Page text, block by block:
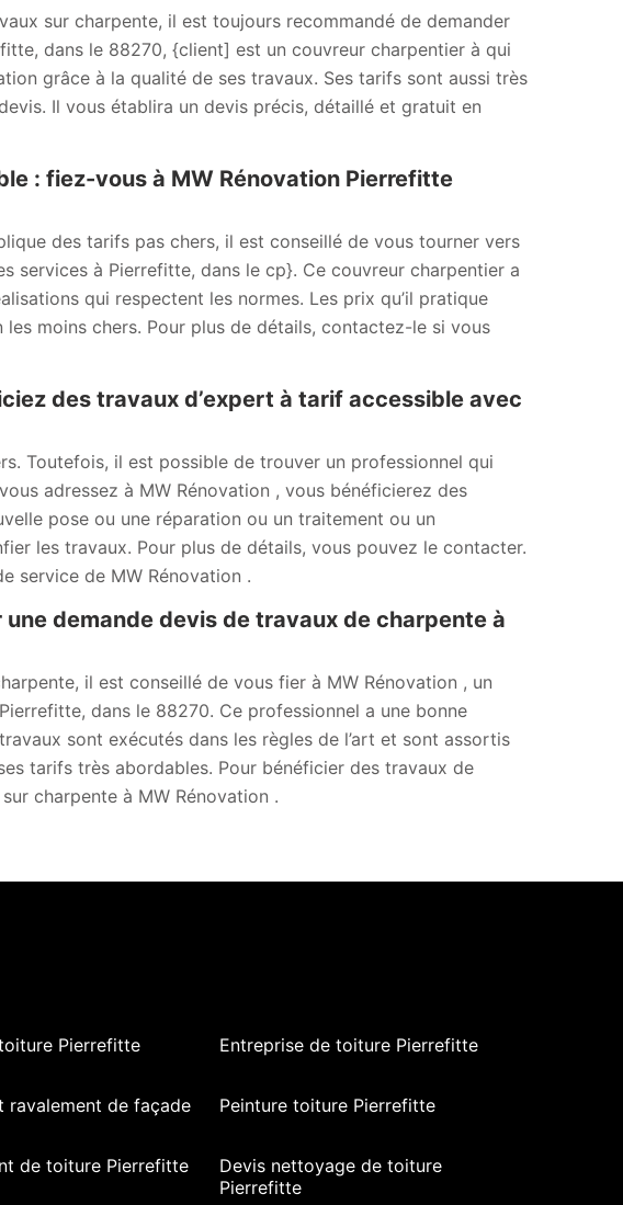
sur charpente, il est toujours recommandé de demander
dans le 88270, {client] est un couvreur charpentier à qui
grâce à la qualité de ses travaux. Ses tarifs sont aussi très
Il vous établira un devis précis, détaillé et gratuit en
: fiez-vous à MW Rénovation Pierrefitte
des tarifs pas chers, il est conseillé de vous tourner vers
services à Pierrefitte, dans le cp}. Ce couvreur charpentier a
qui respectent les normes. Les prix qu’il pratique
moins chers. Pour plus de détails, contactez-le si vous
des travaux d’expert à tarif accessible avec
Toutefois, il est possible de trouver un professionnel qui
adressez à MW Rénovation , vous bénéficierez des
pose ou une réparation ou un traitement ou un
les travaux. Pour plus de détails, vous pouvez le contacter.
service de MW Rénovation .
demande devis de travaux de charpente à
il est conseillé de vous fier à MW Rénovation , un
dans le 88270. Ce professionnel a une bonne
sont exécutés dans les règles de l’art et sont assortis
tarifs très abordables. Pour bénéficier des travaux de
charpente à MW Rénovation .
Pierrefitte Entreprise de toiture Pierrefitte
ravalement de façade
Peinture toiture Pierrefitte
de toiture Pierrefitte
Devis nettoyage de toiture
Pierrefitte